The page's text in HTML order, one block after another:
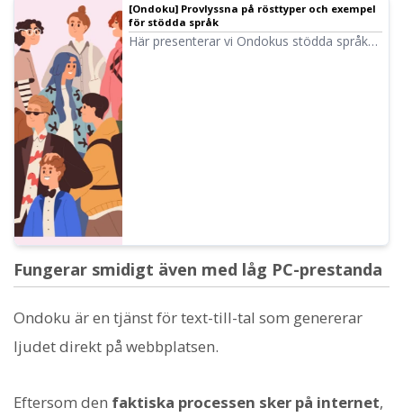
[Ondoku] Provlyssna på rösttyper och exempel
för stödda språk
Här presenterar vi Ondokus stödda språk
Fungerar smidigt även med låg PC-prestanda
Ondoku är en tjänst för text-till-tal som genererar
ljudet direkt på webbplatsen.
Eftersom den faktiska processen sker på internet,